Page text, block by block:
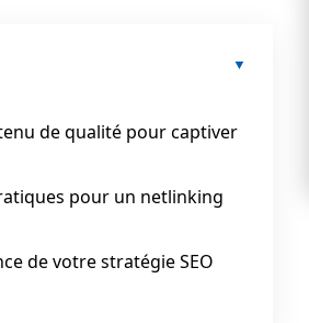
de qualité pour captiver
pour un netlinking
de votre stratégie SEO